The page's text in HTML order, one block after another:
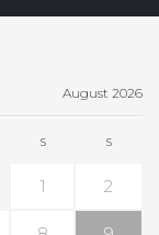
August 2026
S S
1 2